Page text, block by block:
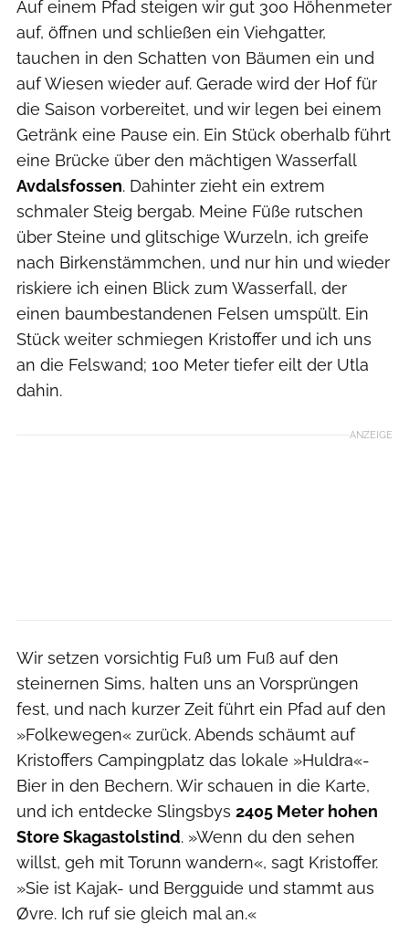
Auf einem Pfad steigen wir gut 300 Höhenmeter
auf, öffnen und schließen ein Viehgatter,
tauchen in den Schatten von Bäumen ein und
auf Wiesen wieder auf. Gerade wird der Hof für
die Saison vorbereitet, und wir legen bei einem
Getränk eine Pause ein. Ein Stück oberhalb führt
eine Brücke über den mächtigen Wasserfall
Avdalsfossen. Dahinter zieht ein extrem
schmaler Steig bergab. Meine Füße rutschen
über Steine und glitschige Wurzeln, ich greife
nach Birkenstämmchen, und nur hin und wieder
riskiere ich einen Blick zum Wasserfall, der
einen baumbestandenen Felsen umspült. Ein
Stück weiter schmiegen Kristoffer und ich uns
an die Felswand; 100 Meter tiefer eilt der Utla
dahin.
ANZEIGE
Wir setzen vorsichtig Fuß um Fuß auf den
steinernen Sims, halten uns an Vorsprüngen
fest, und nach kurzer Zeit führt ein Pfad auf den
»Folkewegen« zurück. Abends schäumt auf
Kristoffers Campingplatz das lokale »Huldra«-
Bier in den Bechern. Wir schauen in die Karte,
und ich entdecke Slingsbys 2405 Meter hohen
Store Skagastolstind. »Wenn du den sehen
willst, geh mit Torunn wandern«, sagt Kristoffer.
»Sie ist Kajak- und Bergguide und stammt aus
Øvre. Ich ruf sie gleich mal an.«